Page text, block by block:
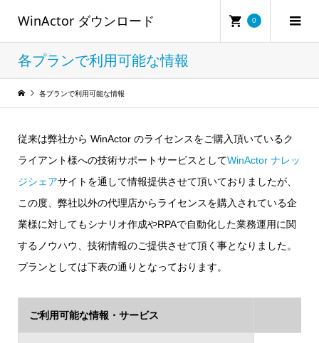
WinActor ダウンロード 0
各プランで利用可能な情報
各プランで利用可能な情報
従来は弊社から WinActor のライセンスをご購入頂いているク
ライアント様への技術サポートサービスとしてWinActor ナレッ
ジシェアサイトを通して情報提供させて頂いておりましたが、
この度、弊社以外の代理店からライセンスを購入されている企
業様に対してもシナリオ作成やRPAで自動化した業務運用に関
するノウハウ、技術情報のご提供させて頂く事となりました。
プランとしては下表の通りとなっております。
ご利用可能な情報・サービス